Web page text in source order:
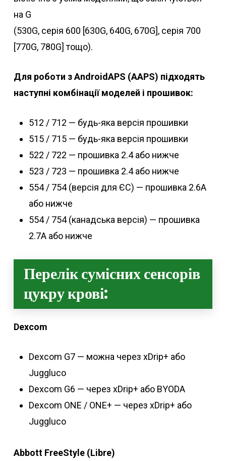
на G
(530G, серія 600 [630G, 640G, 670G], серія 700
[770G, 780G] тощо).
Для роботи з AndroidAPS (AAPS) підходять
наступні комбінації моделей і прошивок:
512 / 712 — будь-яка версія прошивки
515 / 715 — будь-яка версія прошивки
522 / 722 — прошивка 2.4 або нижче
523 / 723 — прошивка 2.4 або нижче
554 / 754 (версія для ЄС) — прошивка 2.6A
або нижче
554 / 754 (канадська версія) — прошивка
2.7A або нижче
Перелік сумісних сенсорів
цукру крові:
Dexcom
Dexcom G7 — можна через xDrip+ або
Juggluco
Dexcom G6 — через xDrip+ або BYODA
Dexcom ONE / ONE+ — через xDrip+ або
Juggluco
Abbott FreeStyle (Libre)